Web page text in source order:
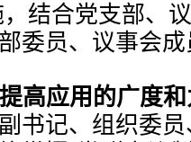
，结合党支部、
委员、议事会
高应用的广度
书记、组织委